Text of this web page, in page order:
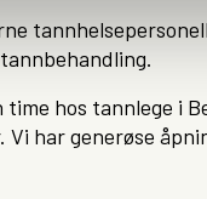
time hos tannlege i
Vi har generøse